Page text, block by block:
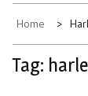
Home
Tag: